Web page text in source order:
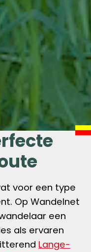
voor een type
Op Wandelnet
een
als ervaren
Lange-